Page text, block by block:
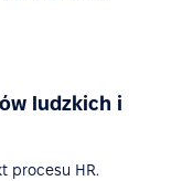
ludzkich i
procesu HR.